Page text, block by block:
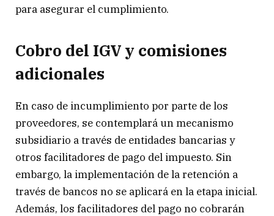
para asegurar el cumplimiento.
Cobro del IGV y comisiones
adicionales
En caso de incumplimiento por parte de los
proveedores, se contemplará un mecanismo
subsidiario a través de entidades bancarias y
otros facilitadores de pago del impuesto. Sin
embargo, la implementación de la retención a
través de bancos no se aplicará en la etapa inicial.
Además, los facilitadores del pago no cobrarán